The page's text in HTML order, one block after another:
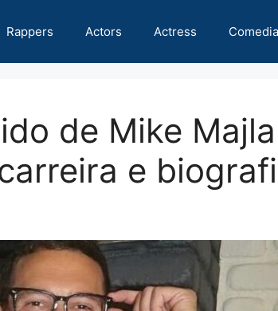
Rappers Actors Actress
de Mike
e